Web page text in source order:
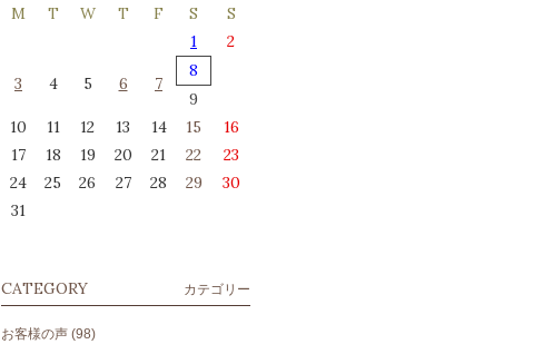
M
T W T F S
S
1
2
3 4 5 6 7
8
9
10
11 12 13 14 15
16
17
18 19 20 21 22
23
24
25 26 27 28 29
30
31
CATEGORY カテゴリー
お客様の声 (98)